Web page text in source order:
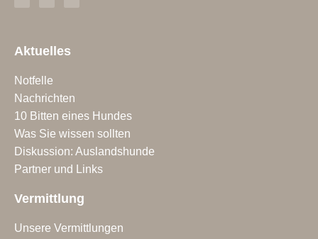
Aktuelles
Notfelle
Nachrichten
10 Bitten eines Hundes
Was Sie wissen sollten
Diskussion: Auslandshunde
Partner und Links
Vermittlung
Unsere Vermittlungen